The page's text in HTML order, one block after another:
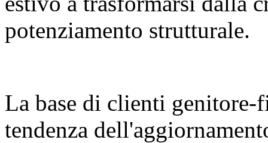
potenziamento strutturale.
La base di clienti
tendenza